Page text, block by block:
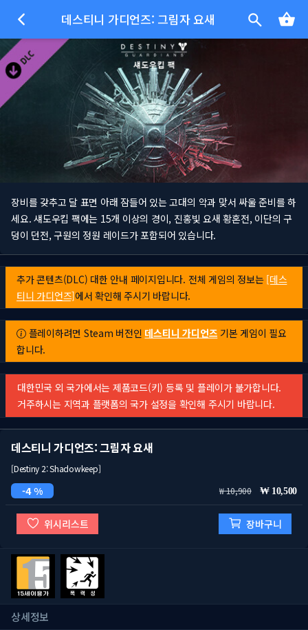
데스티니 가디언즈: 그림자 요새
장비를 갖추고 달 표면 아래 잠들어 있는 고대의 악과 맞서 싸울 준비를 하
세요. 섀도우킵 팩에는 15개 이상의 경이, 진홍빛 요새 황혼전, 이단의 구
덩이 던전, 구원의 정원 레이드가 포함되어 있습니다.
추가 콘텐츠(DLC) 대한 안내 페이지입니다. 전체 게임의 정보는 [데스
티니 가디언즈]에서 확인해 주시기 바랍니다.
플레이하려면 Steam 버전인 데스티니 가디언즈 기본 게임이 필요
합니다.
대한민국 외 국가에서는 제품코드(키) 등록 및 플레이가 불가합니다.
거주하시는 지역과 플랫폼의 국가 설정을 확인해 주시기 바랍니다.
데스티니 가디언즈: 그림자 요새
[Destiny 2: Shadowkeep]
4 % 10,900 10,500
위시리스트 장바구니
상세정보